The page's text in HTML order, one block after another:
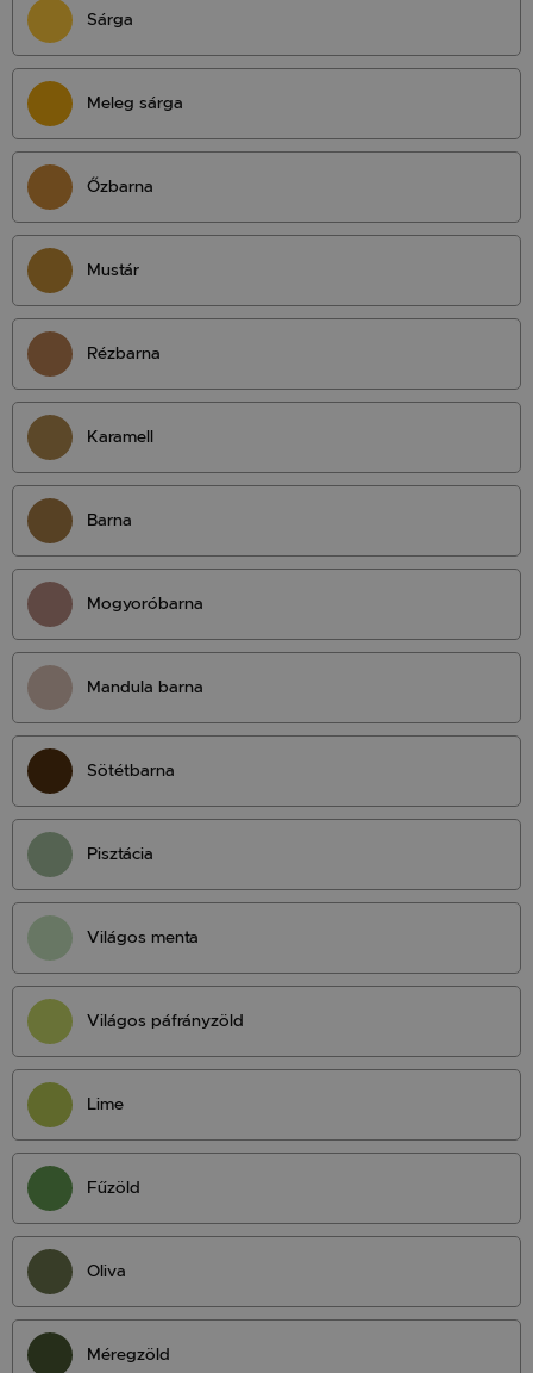
Sárga
Meleg sárga
Őzbarna
Mustár
Rézbarna
Karamell
Barna
Mogyoróbarna
Mandula barna
Sötétbarna
Pisztácia
Világos menta
Világos páfrányzöld
Lime
Fűzöld
Oliva
Méregzöld